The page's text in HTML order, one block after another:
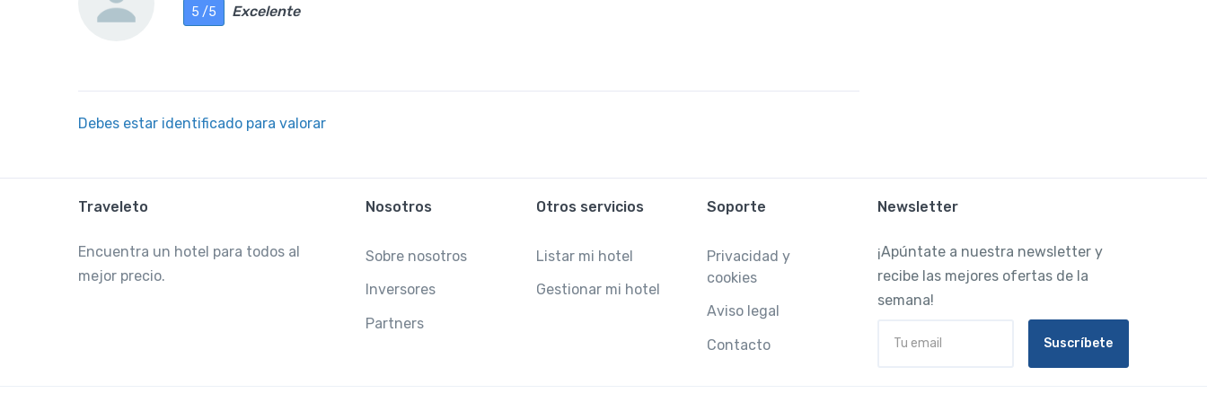
5 /5 Excelente
Debes estar identificado para valorar
Traveleto
Encuentra un hotel para todos al
mejor precio.
Nosotros
Sobre nosotros
Inversores
Partners
Otros servicios
Listar mi hotel
Gestionar mi hotel
Soporte
Privacidad y
cookies
Aviso legal
Contacto
Newsletter
¡Apúntate a nuestra newsletter y
recibe las mejores ofertas de la
semana!
Suscríbete